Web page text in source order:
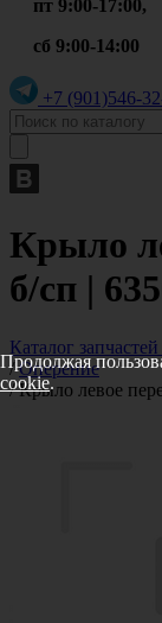
пт 9:00-17:00,
сб 9:00-14:00
+7 (901)546-
Крыло
б/сп |
Каталог
/ Оперение
/ Крыло левое
Продолжая
cookie.